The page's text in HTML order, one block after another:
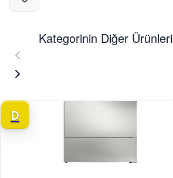
Kategorinin Diğer Ürünleri
D